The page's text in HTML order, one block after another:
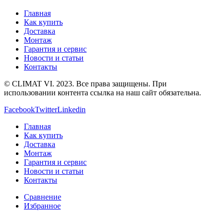
Главная
Как купить
Доставка
Монтаж
Гарантия и сервис
Новости и статьи
Контакты
© CLIMAT VI. 2023. Все права защищены. При
использовании контента ссылка на наш сайт обязательна.
FacebookTwitterLinkedin
Главная
Как купить
Доставка
Монтаж
Гарантия и сервис
Новости и статьи
Контакты
Сравнение
Избранное